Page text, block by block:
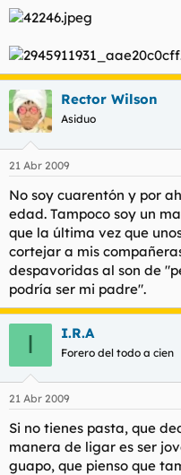
Rector Wilson
Asiduo
21 Abr 2009
No soy cuarentón y por
edad. Tampoco soy un
que la última vez que
cortejar a mis
despavoridas al son de
podría ser mi padre".
I I.R.A
Forero del todo a cien
21 Abr 2009
Si no tienes pasta, que
manera de ligar es ser
guapo, que pienso que